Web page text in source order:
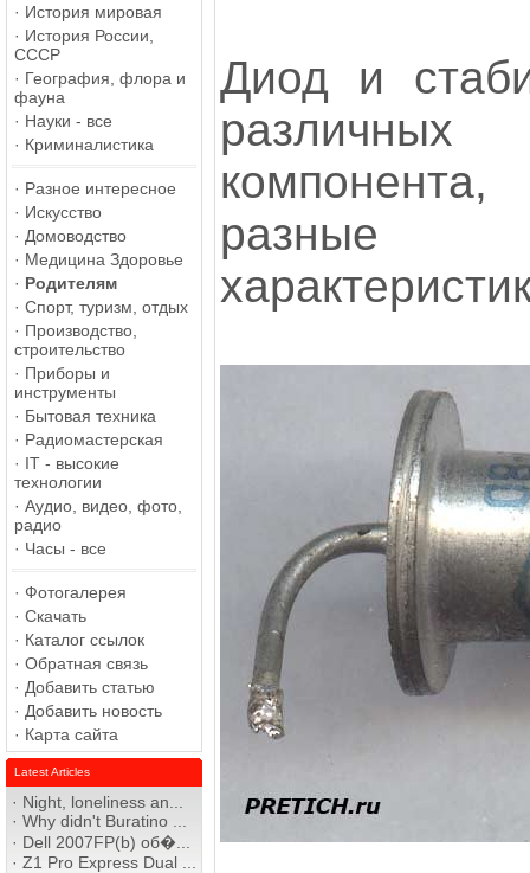
· История мировая
· История России,
СССР
· География, флора и
фауна
· Науки - все
· Криминалистика
· Разное интересное
· Искусство
· Домоводство
· Медицина Здоровье
· Родителям
· Спорт, туризм, отдых
· Производство,
строительство
· Приборы и
инструменты
· Бытовая техника
· Радиомастерская
· IT - высокие
технологии
· Аудио, видео, фото,
радио
· Часы - все
· Фотогалерея
· Скачать
· Каталог ссылок
· Обратная связь
· Добавить статью
· Добавить новость
· Карта сайта
Latest Articles
· Night, loneliness an...
· Why didn't Buratino ...
· Dell 2007FP(b) об�...
· Z1 Pro Express Dual ...
Диод и
разные